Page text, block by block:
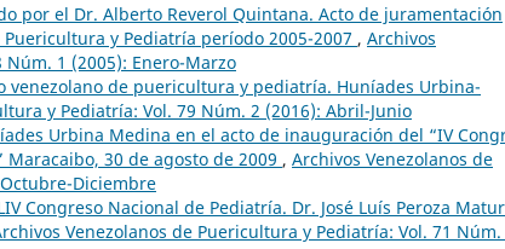
por el Dr. Alberto Reverol Quintana. Acto de juramentación
y Pediatría período 2005-2007 , Archivos
1 (2005): Enero-Marzo
venezolano de puericultura y pediatría. Huníades Urbina-
y Pediatría: Vol. 79 Núm. 2 (2016): Abril-Junio
Urbina Medina en el acto de inauguración del “IV
30 de agosto de 2009 , Archivos Venezolanos de
Diciembre
Congreso Nacional de Pediatría. Dr. José Luís Peroza
Venezolanos de Puericultura y Pediatría: Vol. 71 Núm.